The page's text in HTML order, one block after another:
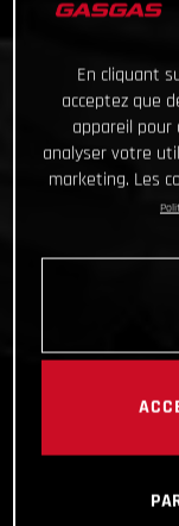
En cliquant
acceptez que
appareil
analyser votre
marketing. Les